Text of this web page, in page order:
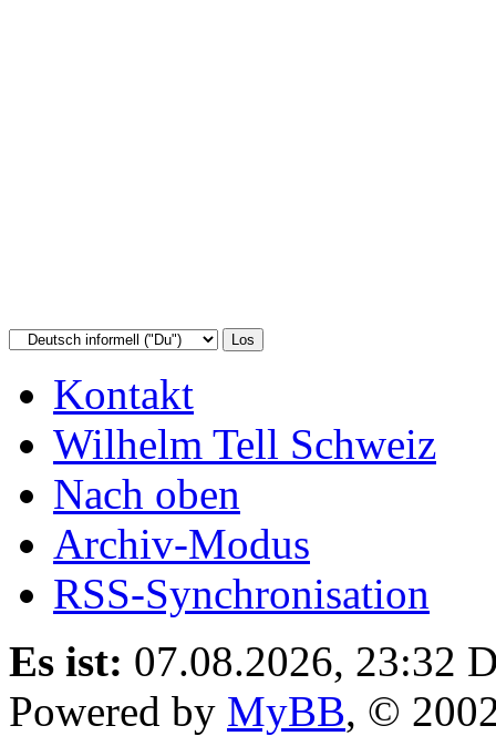
Kontakt
Wilhelm Tell Schweiz
Nach oben
Archiv-Modus
RSS-Synchronisation
Es ist: 07.08.2026, 23:32
Powered by MyBB, ©